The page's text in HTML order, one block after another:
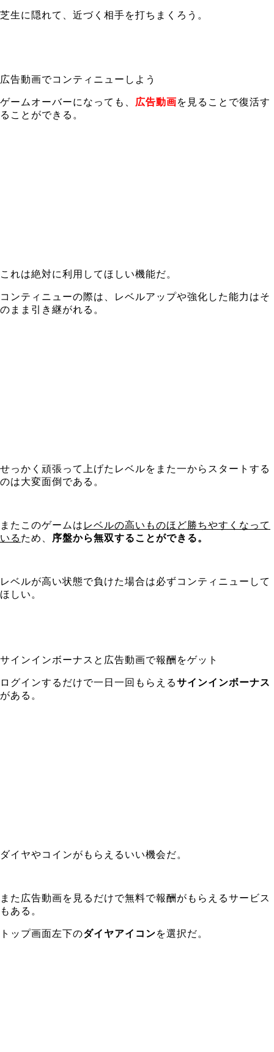
芝生に隠れて、近づく相手を打ちまくろう。
広告動画でコンティニューしよう
ゲームオーバーになっても、 広告動画を見ることで復活す
ることができる。
これは絶対に利用してほしい機能だ。
コンティニューの際は、レベルアップや強化した能力はそ
のまま引き継がれる。
せっかく頑張って上げたレベルをまた一からスタートする
のは大変面倒である。
またこのゲームは レベルの高いものほど勝ちやすくなって
いる ため、 序盤から無双することができる。
レベルが高い状態で負けた場合は必ずコンティニューして
ほしい。
サインインボーナスと広告動画で報酬をゲット
ログインするだけで一日一回もらえるサインインボーナス
がある。
ダイヤやコインがもらえるいい機会だ。
また広告動画を見るだけで無料で報酬がもらえるサービス
もある。
トップ画面左下のダイヤアイコンを選択だ。